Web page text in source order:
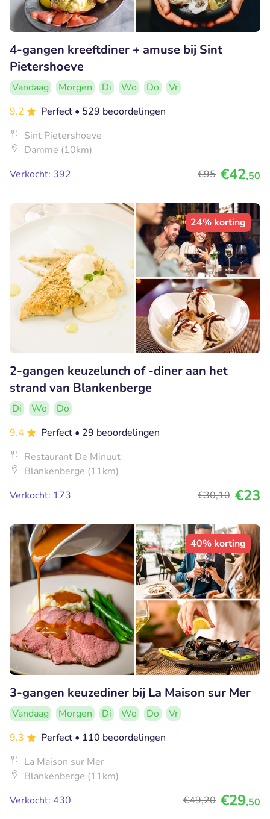
4-gangen kreeftdiner + amuse bij Sint
Pietershoeve
Vandaag Morgen Di Wo Do
Vr
9.2
Perfect • 529 beoordelingen
Sint Pietershoeve
Damme (10km)
Verkocht: 392
€95 €42,50
24% korting
2-gangen keuzelunch of -diner aan het
strand van Blankenberge
Di Wo
Do
9.4
Perfect • 29 beoordelingen
Restaurant De Minuut
Blankenberge (11km)
Verkocht: 173
€30,10 €23
40% korting
3-gangen keuzediner bij La Maison sur Mer
Vandaag Morgen Di Wo Do
Vr
9.3
Perfect • 110 beoordelingen
La Maison sur Mer
Blankenberge (11km)
Verkocht: 430
€49,20 €29,50